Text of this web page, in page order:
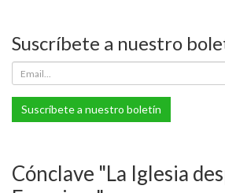
Suscríbete a nuestro
Suscríbete a nuestro boletín
Cónclave "La Iglesia